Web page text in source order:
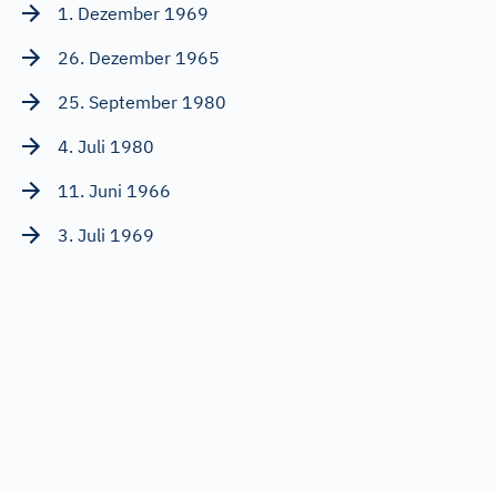
1. Dezember 1969
26. Dezember 1965
25. September 1980
4. Juli 1980
11. Juni 1966
3. Juli 1969